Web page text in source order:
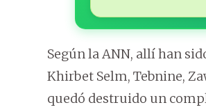
Según la ANN, allí han
Khirbet Selm, Tebnine,
quedó destruido un